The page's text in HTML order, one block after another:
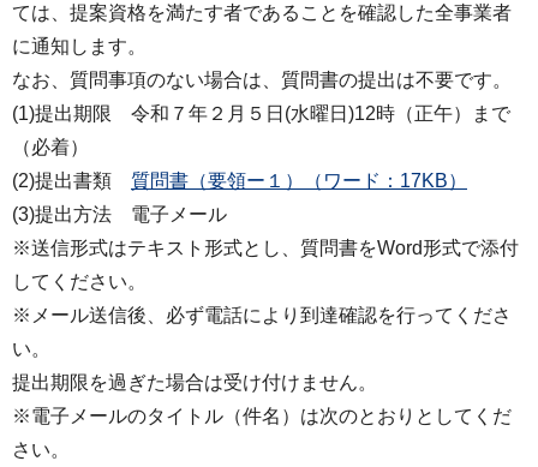
ては、提案資格を満たす者であることを確認した全事業者
に通知します。
なお、質問事項のない場合は、質問書の提出は不要です。
(1)提出期限 令和７年２月５日(水曜日)12時（正午）まで
（必着）
(2)提出書類 質問書（要領ー１）（ワード：17KB）
(3)提出方法 電子メール
※送信形式はテキスト形式とし、質問書をWord形式で添付
してください。
※メール送信後、必ず電話により到達確認を行ってくださ
い。
提出期限を過ぎた場合は受け付けません。
※電子メールのタイトル（件名）は次のとおりとしてくだ
さい。